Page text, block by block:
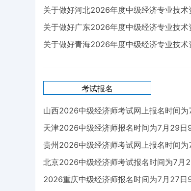
关于做好河北2026年度中级经济专业技
关于做好广东2026年度中级经济专业技术
关于做好青海2026年度中级经济专业技
考试报名
山西2026中级经济师考试网上报名时间
天津2026中级经济师报名时间为7月29
贵州2026中级经济师考试网上报名时间
北京2026中级经济师考试报名时间为7月
2026重庆中级经济师报名时间为7月27